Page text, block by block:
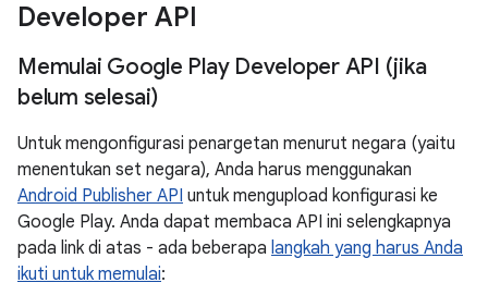
Developer API
Memulai Google Play Developer API (jika
belum selesai)
Untuk mengonfigurasi penargetan menurut negara (yaitu
menentukan set negara), Anda harus menggunakan
Android Publisher API untuk mengupload konfigurasi ke
Google Play. Anda dapat membaca API ini selengkapnya
pada link di atas - ada beberapa langkah yang harus Anda
ikuti untuk memulai: